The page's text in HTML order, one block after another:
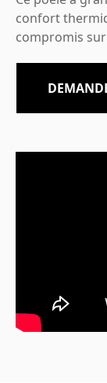
confort
compromis